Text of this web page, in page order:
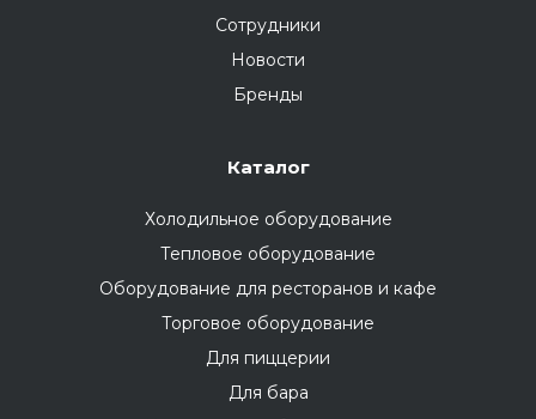
Сотрудники
Новости
Бренды
Каталог
Холодильное оборудование
Тепловое оборудование
Оборудование для ресторанов и кафе
Торговое оборудование
Для пиццерии
Для бара